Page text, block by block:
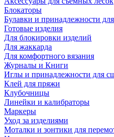
Блокаторы
Булавки и принадлежности
Готовые изделия
Для блокировки изделий
Для жаккарда
Для комфортного вязания
Журналы и Книги
Иглы и принадлежности для
Клей для пряжи
Клубочницы
Линейки и калибраторы
Маркеры
Уход за изделиями
Моталки и зонтики для